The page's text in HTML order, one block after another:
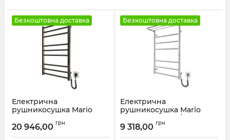
Безкоштовна доставка
Електрична
рушникосушка Mario
800х500/80 TR К бронза
Артикул:2.2.1608.03.P-br
20 946,00 грн
Безкоштовна доставка
Електрична
рушникосушка Mario
Home-І 770х530/240 TR К
Артикул:2.3.8600.10.P
9 318,00 грн